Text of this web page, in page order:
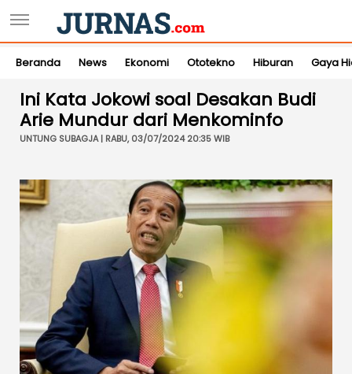
Beranda News Ekonomi Ototekno Hiburan Gaya
Ini Kata Jokowi soal Desakan Budi
Arie Mundur dari Menkominfo
UNTUNG SUBAGJA | RABU, 03/07/2024 20:35 WIB